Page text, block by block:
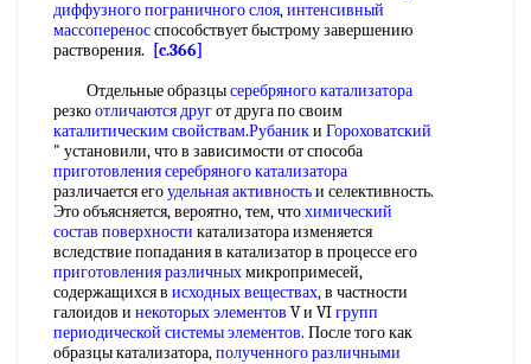
диффузногопограничного слоя,интенсивный
массопереносспособствует быстрому завершению
растворения.
[c.366]
Отдельные образцысеребряного катализатора
резкоотличаются другот друга по своим
каталитическим свойствам.Рубаники Гороховатский
" установили, что в зависимости от способа
приготовления серебряного катализатора
различается егоудельная активностьи селективность.
Это объясняется, вероятно, тем, чтохимический
состав поверхности катализатора изменяется
вследствие попадания в катализатор в процессе его
приготовления различныхмикропримесей,
содержащихся в исходных веществах, в частности
галоидов и некоторых элементов V и VIгрупп
периодической системы элементов. После того как
образцы катализатора,полученного различными